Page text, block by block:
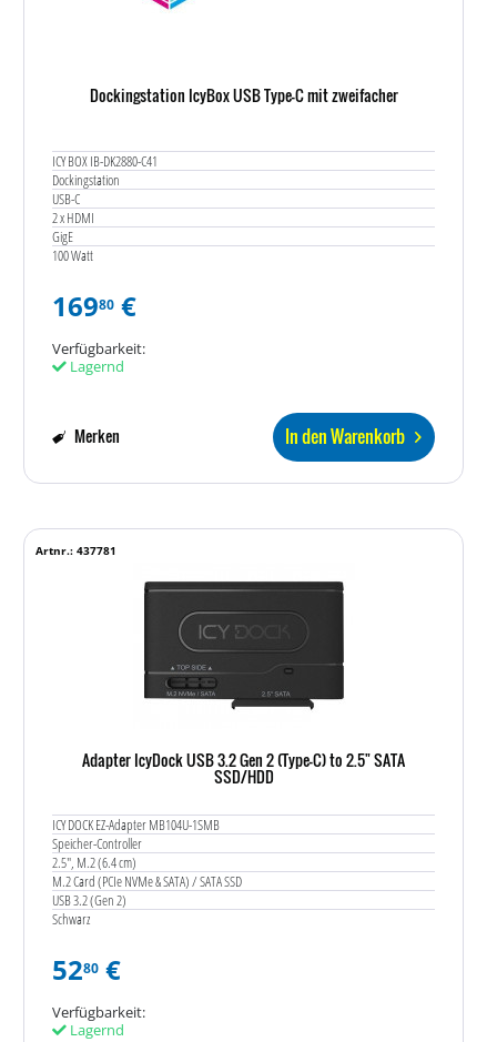
Dockingstation IcyBox USB Type-C mit zweifacher
ICY BOX IB-DK2880-C41
Dockingstation
USB-C
2 x HDMI
GigE
100 Watt
16980 €
Verfügbarkeit:
Lagernd
In den Warenkorb
Merken
Adapter IcyDock USB 3.2 Gen 2 (Type-C) to 2.5" SATA
SSD/HDD
ICY DOCK EZ-Adapter MB104U-1SMB
Speicher-Controller
2.5", M.2 (6.4 cm)
M.2 Card (PCIe NVMe & SATA) / SATA SSD
USB 3.2 (Gen 2)
Schwarz
Artnr.: 437781
5280 €
Verfügbarkeit:
Lagernd